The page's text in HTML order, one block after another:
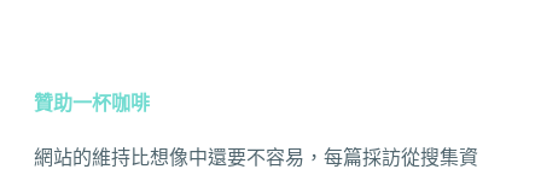
贊助一杯咖啡
網站的維持比想像中還要不容易，每篇採訪從搜集資